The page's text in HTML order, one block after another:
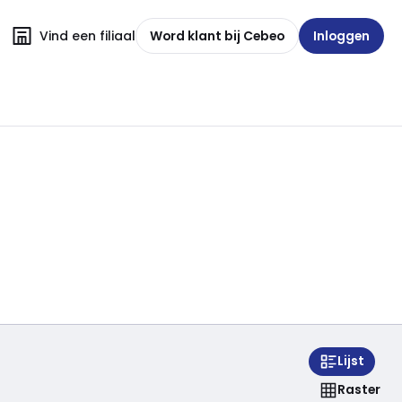
Vind een filiaal Word klant bij Cebeo Inloggen
Lijst
Raster